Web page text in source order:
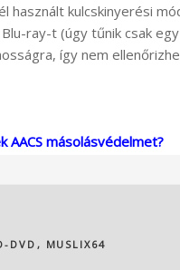
használt kulcskinyerési
ray-t (úgy tűnik csak
így nem
AACS másolásvédelmet?
DVD , MUSLIX64